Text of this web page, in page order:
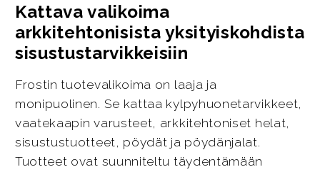
Kattava valikoima
arkkitehtonisista yksityiskohdista
sisustustarvikkeisiin
Frostin tuotevalikoima on laaja ja
monipuolinen. Se kattaa kylpyhuonetarvikkeet,
vaatekaapin varusteet, arkkitehtoniset helat,
sisustustuotteet, pöydät ja pöydänjalat.
Tuotteet ovat suunniteltu täydentämään